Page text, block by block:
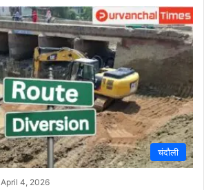
चंदौली
April 4, 2026